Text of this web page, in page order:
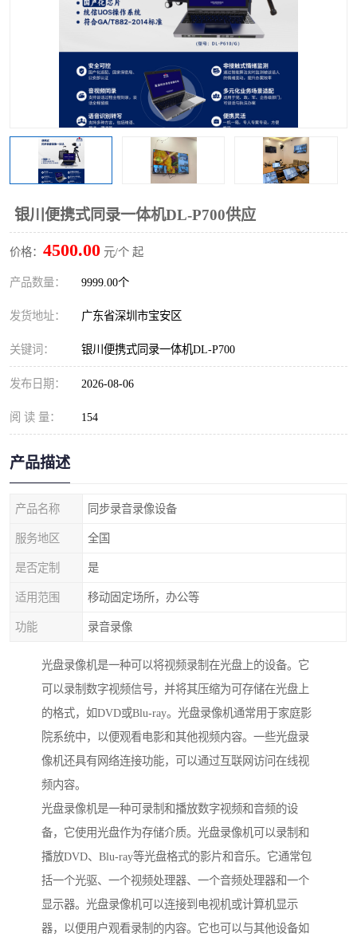
银川便携式同录一体机DL-P700供应
价格： 4500.00 元/个 起
产品数量： 9999.00个
发货地址： 广东省深圳市宝安区
关键词： 银川便携式同录一体机DL-P700
发布日期： 2026-08-06
阅 读 量： 154
产品描述
产品名称 同步录音录像设备
服务地区 全国
是否定制 是
适用范围 移动固定场所，办公等
功能 录音录像
光盘录像机是一种可以将视频录制在光盘上的设备。它
可以录制数字视频信号，并将其压缩为可存储在光盘上
的格式，如DVD或Blu-ray。光盘录像机通常用于家庭影
院系统中，以便观看电影和其他视频内容。一些光盘录
像机还具有网络连接功能，可以通过互联网访问在线视
频内容。
光盘录像机是一种可录制和播放数字视频和音频的设
备，它使用光盘作为存储介质。光盘录像机可以录制和
播放DVD、Blu-ray等光盘格式的影片和音乐。它通常包
括一个光驱、一个视频处理器、一个音频处理器和一个
显示器。光盘录像机可以连接到电视机或计算机显示
器，以便用户观看录制的内容。它也可以与其他设备如